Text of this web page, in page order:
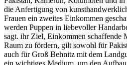
die Anfertigung von
Frauen ein zweites Einkommen
werden Puppen in liebevoller
sagt. ihr Ziel, Einkommen schaffende
Raum zu fördern, gilt sowohl für
auch für Groß Behnitz mit dem
ein wichtiges Medium, um den